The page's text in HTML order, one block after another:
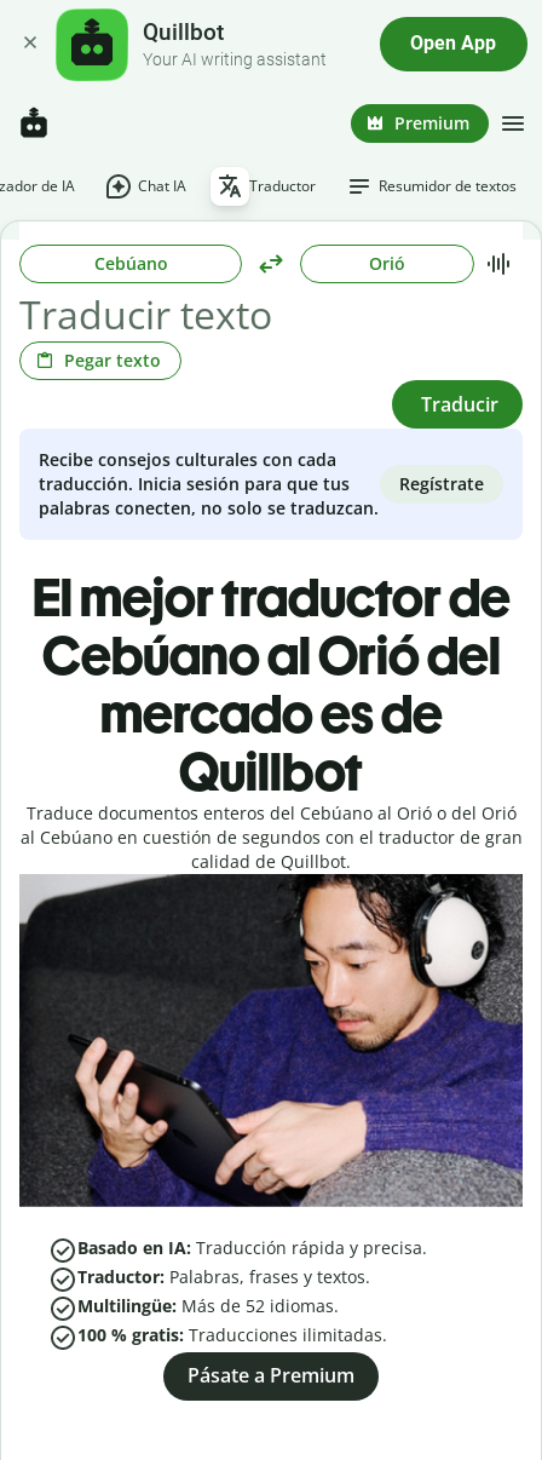
Quillbot
Your AI writing assistant
Open App
Premium
de IA Chat IA Traductor Resumidor de textos
Cebúano Orió
Pegar texto
Traducir
Recibe consejos culturales con cada
traducción. Inicia sesión para que tus
palabras conecten, no solo se traduzcan.
Regístrate
El mejor traductor de
Cebúano al Orió del
mercado es de
Quillbot
Traduce documentos enteros del Cebúano al Orió o del Orió
al Cebúano en cuestión de segundos con el traductor de gran
calidad de Quillbot.
Basado en IA: Traducción rápida y precisa.
Traductor: Palabras, frases y textos.
Multilingüe: Más de 52 idiomas.
100 % gratis: Traducciones ilimitadas.
Pásate a Premium